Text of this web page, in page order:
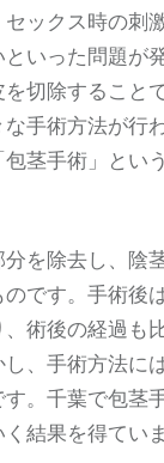
ックス時の刺
いった問題が
切除すること
手術方法が行
茎手術」とい
を除去し、陰
です。手術後
術後の経過も
、手術方法に
。千葉で包茎
結果を得ていま